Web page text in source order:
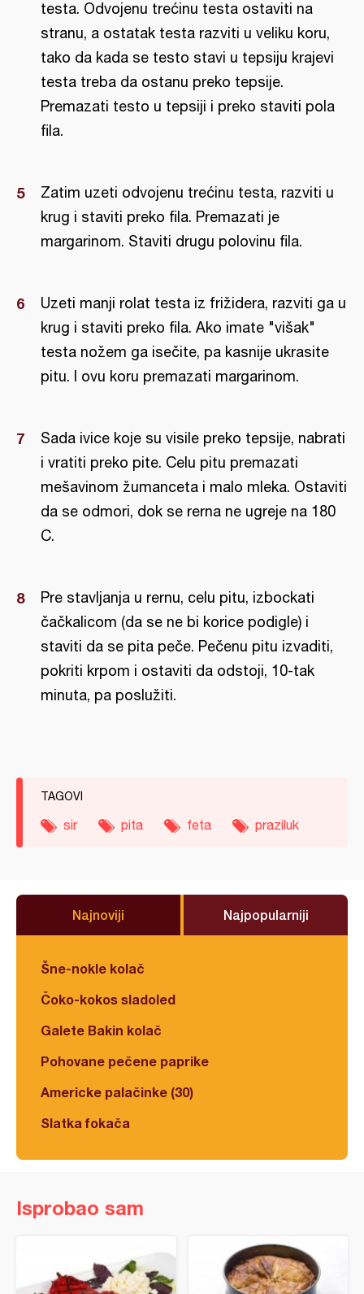
testa. Odvojenu trećinu testa ostaviti na
stranu, a ostatak testa razviti u veliku koru,
tako da kada se testo stavi u tepsiju krajevi
testa treba da ostanu preko tepsije.
Premazati testo u tepsiji i preko staviti pola
fila.
Zatim uzeti odvojenu trećinu testa, razviti u
krug i staviti preko fila. Premazati je
margarinom. Staviti drugu polovinu fila.
Uzeti manji rolat testa iz frižidera, razviti ga u
krug i staviti preko fila. Ako imate "višak"
testa nožem ga isečite, pa kasnije ukrasite
pitu. I ovu koru premazati margarinom.
Sada ivice koje su visile preko tepsije, nabrati
i vratiti preko pite. Celu pitu premazati
mešavinom žumanceta i malo mleka. Ostaviti
da se odmori, dok se rerna ne ugreje na 180
C.
Pre stavljanja u rernu, celu pitu, izbockati
čačkalicom (da se ne bi korice podigle) i
staviti da se pita peče. Pečenu pitu izvaditi,
pokriti krpom i ostaviti da odstoji, 10-tak
minuta, pa poslužiti.
TAGOVI
sir pita feta praziluk
Najnoviji Najpopularniji
Šne-nokle kolač
Čoko-kokos sladoled
Galete Bakin kolač
Pohovane pečene paprike
Americke palačinke (30)
Slatka fokača
Isprobao sam